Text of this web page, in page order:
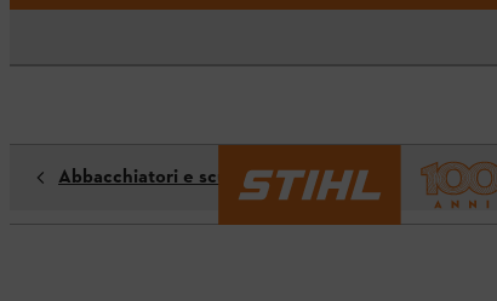
Abbacchiatori e scuotitori